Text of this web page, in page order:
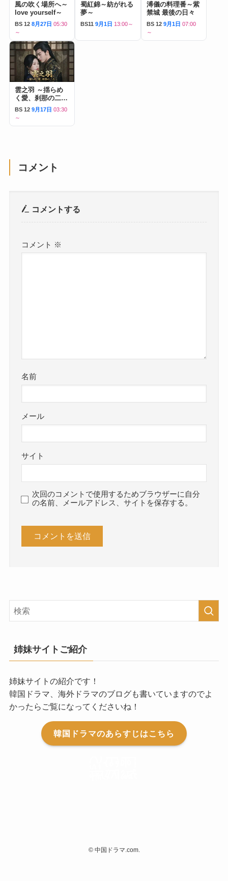
風の吹く場所へ～
love yourself～
BS 12 8月27日 05:30
～
蜀紅錦～紡がれる
夢～
BS11 9月1日 13:00～
溥儀の料理番～紫
禁城 最後の日々
BS 12 9月1日 07:00
～
雲之羽 ～揺らめ
く愛、刹那の二人
～
BS 12 9月17日 03:30
～
コメント
コメントする
コメント ※
名前
メール
サイト
次回のコメントで使用するためブラウザーに自分
の名前、メールアドレス、サイトを保存する。
姉妹サイトご紹介
姉妹サイトの紹介です！
韓国ドラマ、海外ドラマのブログも書いていますのでよ
かったらご覧になってくださいね！
韓国ドラマのあらすじはこちら
©中国ドラマ.com.